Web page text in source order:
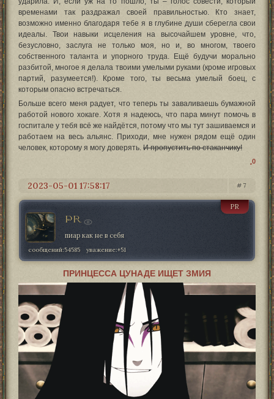
временами так раздражал своей правильностью. Кто знает,
возможно именно благодаря тебе я в глубине души сберегла свои
идеалы. Твои навыки исцеления на высочайшем уровне, что,
безусловно, заслуга не только моя, но и, во многом, твоего
собственного таланта и упорного труда. Ещё будучи морально
разбитой, многое я делала твоими умелыми руками (кроме игровых
партий, разумеется!). Кроме того, ты весьма умелый боец, с
которым опасно встречаться.
Больше всего меня радует, что теперь ты заваливаешь бумажной
работой нового хокаге. Хотя я надеюсь, что пара минут помочь в
госпитале у тебя всё же найдётся, потому что мы тут зашиваемся и
работаем на весь альянс. Приходи, мне нужен рядом ещё один
человек, которому я могу доверять. И пропустить по стаканчику!
0
7
2023-05-01 17:58:17
PR
PR
пиар как не в себя
сообщений:54585 уважение:+51
ПРИНЦЕССА ЦУНАДЕ ИЩЕТ ЗМИЯ